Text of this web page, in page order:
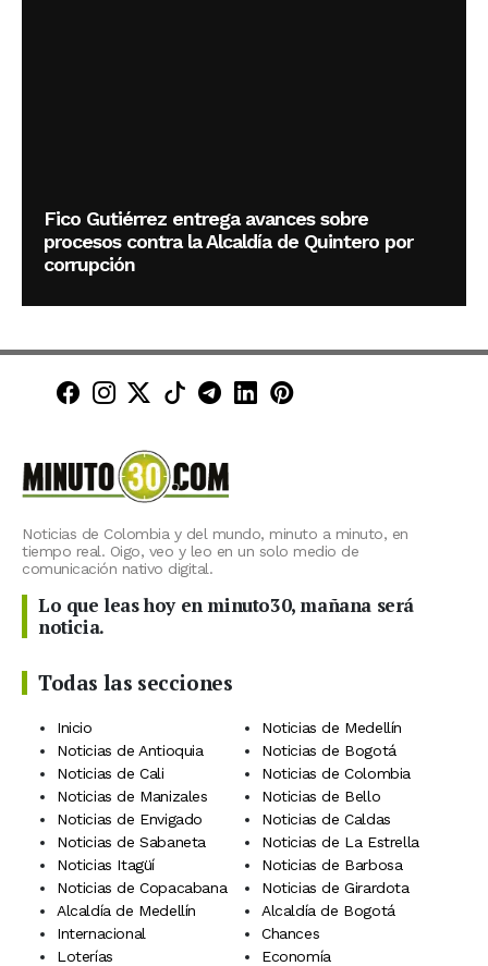
Fico Gutiérrez entrega avances sobre
procesos contra la Alcaldía de Quintero por
corrupción
Minuto30 en Facebook
Minuto30 en Instagram
Minuto30 en X (Twitter)
Minuto30 en TikTok
Canal de Minuto30 en
Minuto30 en LinkedIn
Minuto30 en
Noticias de Colombia y del mundo, minuto a minuto, en
tiempo real. Oigo, veo y leo en un solo medio de
comunicación nativo digital.
Lo que leas hoy en minuto30, mañana será
noticia.
Todas las secciones
Inicio
Noticias de Medellín
Noticias de Antioquia
Noticias de Bogotá
Noticias de Cali
Noticias de Colombia
Noticias de Manizales
Noticias de Bello
Noticias de Envigado
Noticias de Caldas
Noticias de Sabaneta
Noticias de La Estrella
Noticias Itagüí
Noticias de Barbosa
Noticias de Copacabana
Noticias de Girardota
Alcaldía de Medellín
Alcaldía de Bogotá
Internacional
Chances
Loterías
Economía